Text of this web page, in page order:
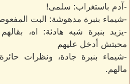
-آدم باستغراب: سلمى!
-شيماء بنبرة مدهوشة: البت
-يزيد بنبرة شبه هادئة: اه،
محبتش أدخل عليهم
-شيماء بنبرة جادة، ونظرات
مالهم.